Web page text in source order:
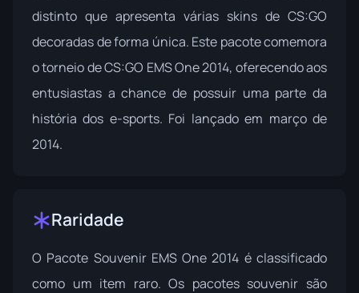
distinto que apresenta várias skins de CS:GO
decoradas de forma única. Este pacote comemora
o torneio de CS:GO EMS One 2014, oferecendo aos
entusiastas a chance de possuir uma parte da
história dos e-sports. Foi lançado em março de
2014.
Raridade
O Pacote Souvenir EMS One 2014 é classificado
como um item raro. Os pacotes souvenir são